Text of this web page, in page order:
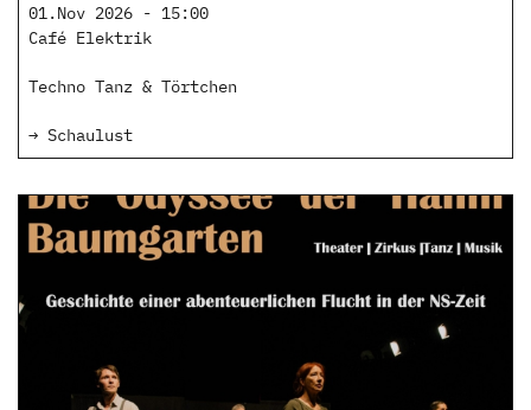
01.Nov 2026 - 15:00
Café Elektrik
Techno Tanz & Törtchen
→ Schaulust